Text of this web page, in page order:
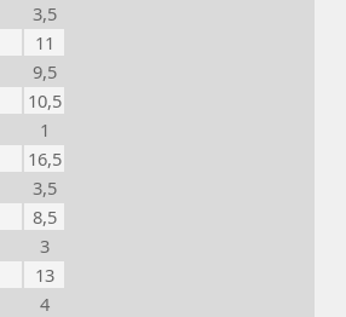
3,5
11
9,5
10,5
1
16,5
3,5
8,5
3
13
4